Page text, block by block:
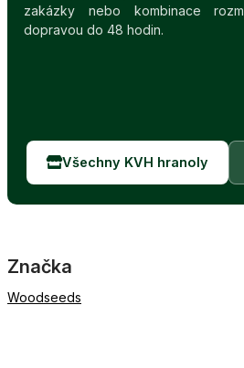
zakázky nebo kombinace
dopravou do 48 hodin.
Všechny KVH hranoly
Značka
Woodseeds